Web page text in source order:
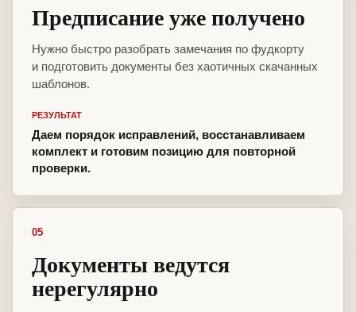
Предписание уже получено
Нужно быстро разобрать замечания по фудкорту
и подготовить документы без хаотичных скачанных
шаблонов.
РЕЗУЛЬТАТ
Даем порядок исправлений, восстанавливаем
комплект и готовим позицию для повторной
проверки.
05
Документы ведутся
нерегулярно